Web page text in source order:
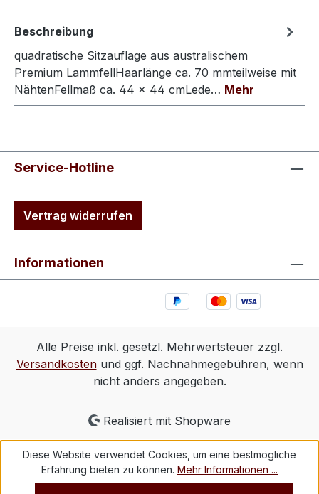
Beschreibung
quadratische Sitzauflage aus australischem
Premium LammfellHaarlänge ca. 70 mmteilweise mit
NähtenFellmaß ca. 44 × 44 cmLede… Mehr
Service-Hotline
Vertrag widerrufen
Informationen
Alle Preise inkl. gesetzl. Mehrwertsteuer zzgl.
Versandkostenund ggf. Nachnahmegebühren, wenn
nicht anders angegeben.
Realisiert mit Shopware
Diese Website verwendet Cookies, um eine bestmögliche
Erfahrung bieten zu können. Mehr Informationen ...